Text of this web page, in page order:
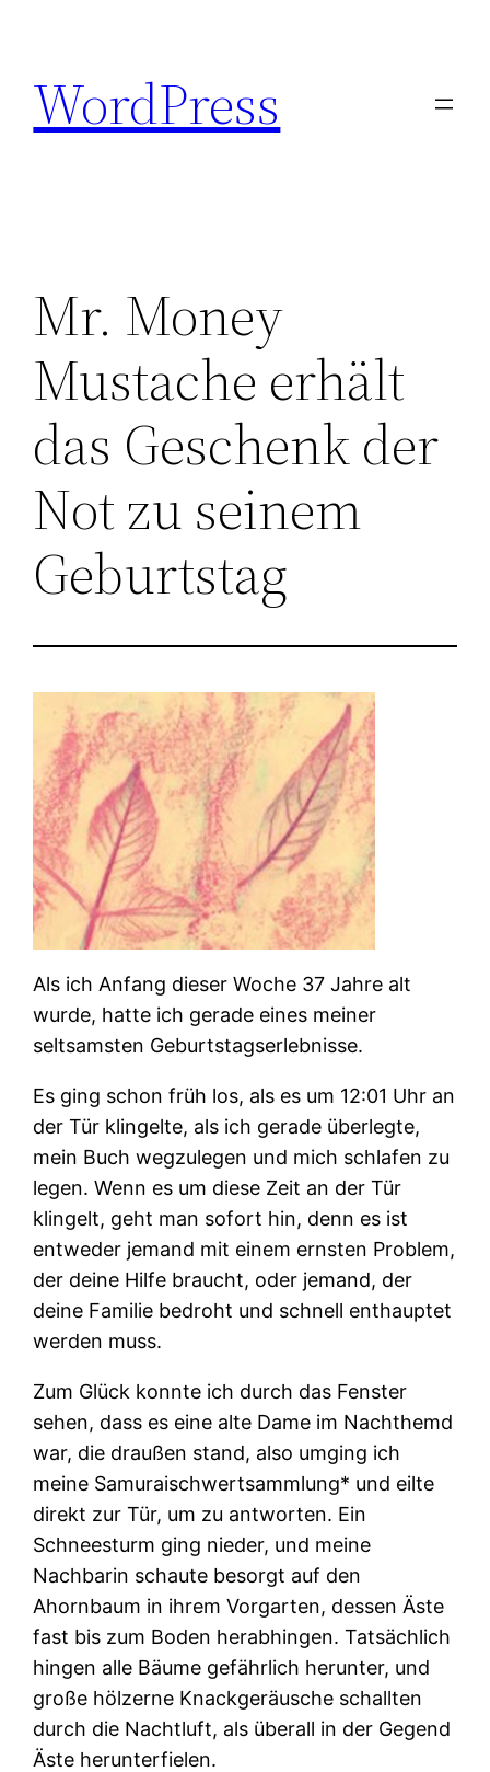
springen
WordPress
Mr. Money
Mustache erhält
das Geschenk der
Not zu seinem
Geburtstag
Als ich Anfang dieser Woche 37 Jahre alt
wurde, hatte ich gerade eines meiner
seltsamsten Geburtstagserlebnisse.
Es ging schon früh los, als es um 12:01 Uhr an
der Tür klingelte, als ich gerade überlegte,
mein Buch wegzulegen und mich schlafen zu
legen. Wenn es um diese Zeit an der Tür
klingelt, geht man sofort hin, denn es ist
entweder jemand mit einem ernsten Problem,
der deine Hilfe braucht, oder jemand, der
deine Familie bedroht und schnell enthauptet
werden muss.
Zum Glück konnte ich durch das Fenster
sehen, dass es eine alte Dame im Nachthemd
war, die draußen stand, also umging ich
meine Samuraischwertsammlung* und eilte
direkt zur Tür, um zu antworten. Ein
Schneesturm ging nieder, und meine
Nachbarin schaute besorgt auf den
Ahornbaum in ihrem Vorgarten, dessen Äste
fast bis zum Boden herabhingen. Tatsächlich
hingen alle Bäume gefährlich herunter, und
große hölzerne Knackgeräusche schallten
durch die Nachtluft, als überall in der Gegend
Äste herunterfielen.